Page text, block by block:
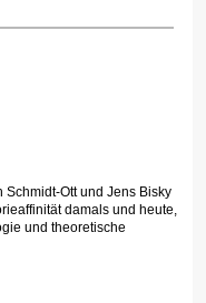
Ott und Jens Bisky
damals und heute,
und theoretische